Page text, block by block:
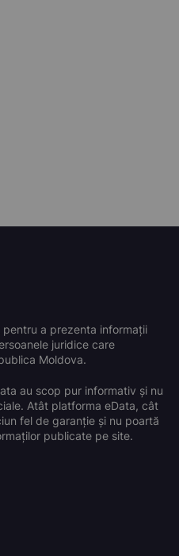
a prezenta informații
juridice care
Moldova.
au scop pur informativ și nu
Atât platforma eData, cât
fel de garanție și nu poartă
publicate pe site.